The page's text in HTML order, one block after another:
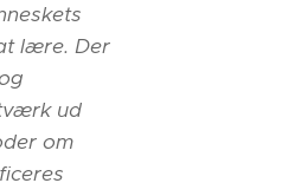
lære. Der
ud
om